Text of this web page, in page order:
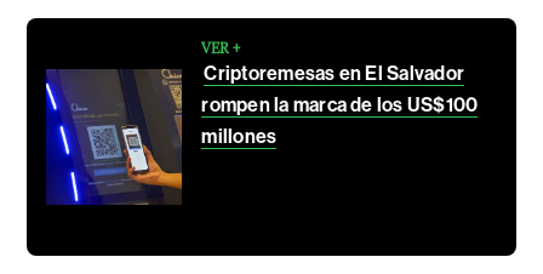
VER +
Criptoremesas en El Salvador
rompen la marca de los US$100
millones